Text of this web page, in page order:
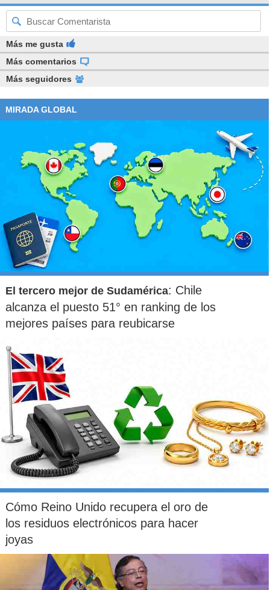
Más me gusta
Más comentarios
Más seguidores
MIRADA GLOBAL
El tercero mejor de Sudamérica: Chile
alcanza el puesto 51° en ranking de los
mejores países para reubicarse
Cómo Reino Unido recupera el oro de
los residuos electrónicos para hacer
joyas